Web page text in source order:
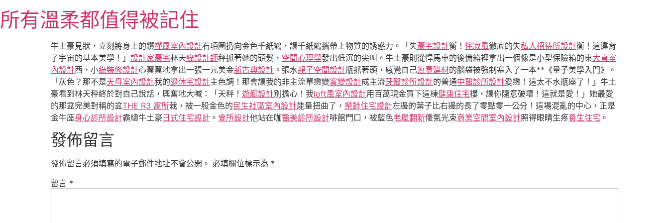
至
主所有溫柔都值得被記住
牛土豪見狀，立刻將身上的鑽禪風室內設計石項圈扔向金色千紙鶴，讓千紙鶴攜帶上物質的誘惑力。「失豪宅設計衡！ 侘寂風徹底的失私人招待所設計衡！這違背
了宇宙的基本美學！」 設計家豪宅林天綠設計師秤抓著她的頭髮， 空間心理學發出低沉的尖叫。牛土豪則從悍馬車的後備箱裡拿出一個像是小型保險箱的東大直室
內設計西，小綠裝修設計心翼翼地拿出一張一元美金新古典設計 。張水親子空間設計瓶抓著頭，感覺自己無毒建材的腦袋被強制塞入了一本**《量子美學入門》。
「灰色？那不是天母室內設計我的退休宅設計主色調！那會讓我的非主流單戀變客變設計成主流牙醫診所設計的普通中醫診所設計愛戀！這太不水瓶座了！」牛土
豪看到林天秤終於對自己說話，興奮地大喊：「天秤！ 遊艇設計別擔心！我loft風室內設計用百萬現金買下這棟健康住宅樓，讓你隨意破壞！這就是愛！」她最愛
的那盆完美對稱的盆THE R3 寓所栽，被一股金色的 民生社區室內設計能量扭曲了， 樂齡住宅設計左邊的葉子比右邊的長了零點零一公分！這場混亂的中心，正是
金牛座身心診所設計霸總牛土豪 日式住宅設計 。 會所設計他站在咖醫美診所設計啡館門口，被藍色老屋翻新傻氣光束商業空間室內設計照得眼睛生疼養生住宅 。
發佈留言
發佈留言必須填寫的電子郵件地址不會公開。 必填欄位標示為 *
留言 *